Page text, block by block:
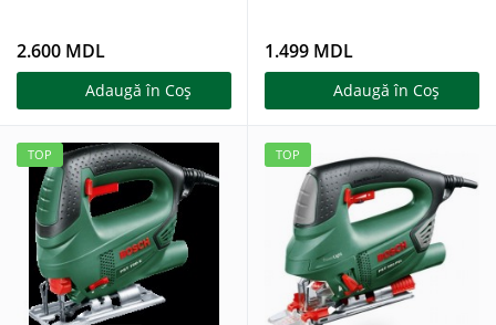
2.600 MDL
Adaugă în Coş
1.499 MDL
Adaugă în Coş
TOP TOP